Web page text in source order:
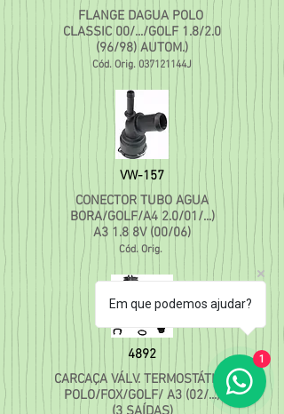
FLANGE DAGUA POLO
CLASSIC 00/.../GOLF 1.8/2.0
(96/98) AUTOM.)
Cód. Orig. 037121144J
VW-157
CONECTOR TUBO AGUA
BORA/GOLF/A4 2.0/01/...)
A3 1.8 8V (00/06)
Cód. Orig.
4892
CARCAÇA VÁLV. TERMOSTÁTICA
POLO/FOX/GOLF/ A3 (02/...)
Em que podemos ajudar?
1